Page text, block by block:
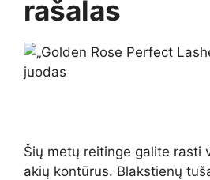
rašalas
Šių metų reitinge galite rasti
akių kontūrus. Blakstienų